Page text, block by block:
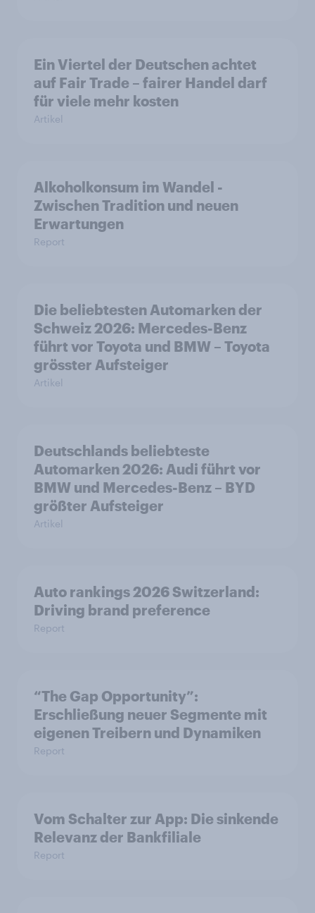
Ein Viertel der Deutschen achtet
auf Fair Trade – fairer Handel darf
für viele mehr kosten
Artikel
Alkoholkonsum im Wandel​ -
Zwischen Tradition und neuen
Erwartungen
Report
Die beliebtesten Automarken der
Schweiz 2026: Mercedes-Benz
führt vor Toyota und BMW – Toyota
grösster Aufsteiger
Artikel
Deutschlands beliebteste
Automarken 2026: Audi führt vor
BMW und Mercedes-Benz – BYD
größter Aufsteiger
Artikel
Auto rankings 2026 Switzerland:
Driving brand preference
Report
“The Gap Opportunity”:
Erschließung neuer Segmente mit
eigenen Treibern und Dynamiken
Report
Vom Schalter zur App: Die sinkende
Relevanz der Bankfiliale
Report